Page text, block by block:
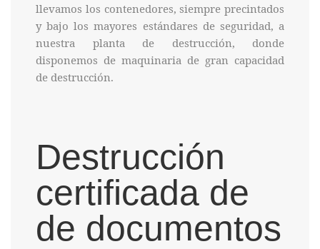
llevamos los contenedores, siempre precintados
y bajo los mayores estándares de seguridad, a
nuestra planta de destrucción, donde
disponemos de maquinaria de gran capacidad
de destrucción.
Destrucción
certificada de
de documentos